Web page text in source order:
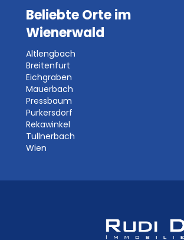
Beliebte Orte im
Wienerwald
Altlengbach
Breitenfurt
Eichgraben
Mauerbach
Pressbaum
Purkersdorf
Rekawinkel
Tullnerbach
Wien